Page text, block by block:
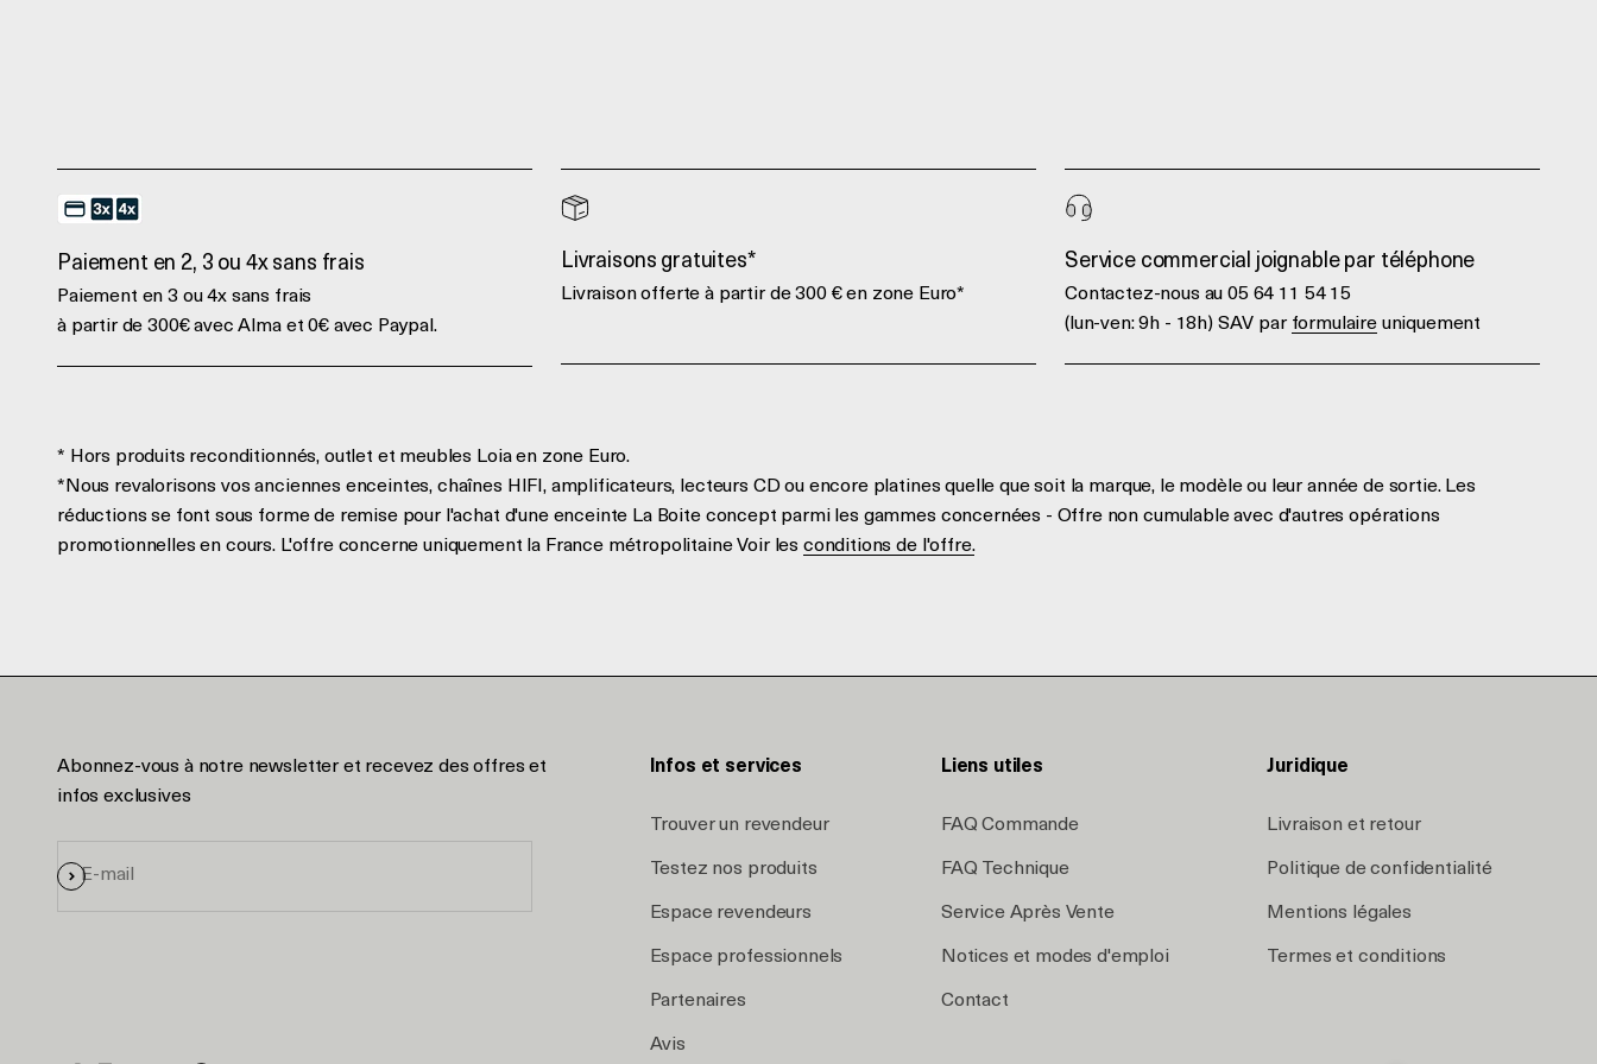
Paiement en 2, 3 ou 4x sans frais
Paiement en 3 ou 4x sans frais
à partir de 300€ avec Alma et 0€ avec Paypal.
Livraisons gratuites*
Livraison offerte à partir de 300 € en zone Euro*
Service commercial joignable par téléphone
Contactez-nous au 05 64 11 54 15
(lun-ven: 9h - 18h) SAV par formulaireuniquement
* Hors produits reconditionnés, outlet et meubles Loia en zone Euro.
*Nous revalorisons vos anciennes enceintes, chaînes HIFI, amplificateurs, lecteurs CD ou encore platines quelle que soit la marque, le modèle ou leur année de sortie. Les
réductions se font sous forme de remise pour l'achat d'une enceinte La Boite concept parmi les gammes concernées - Offre non cumulable avec d'autres opérations
promotionnelles en cours. L'offre concerne uniquement la France métropolitaine Voir les conditions de l'offre.
Abonnez-vous à notre newsletter et recevez des offres et
infos exclusives
E-mail
S'inscrire
Infos et services
Trouver un revendeur
Testez nos produits
Espace revendeurs
Espace professionnels
Partenaires
Avis
Liens utiles
FAQ Commande
FAQ Technique
Service Après Vente
Notices et modes d'emploi
Contact
Juridique
Livraison et retour
Politique de confidentialité
Mentions légales
Termes et conditions